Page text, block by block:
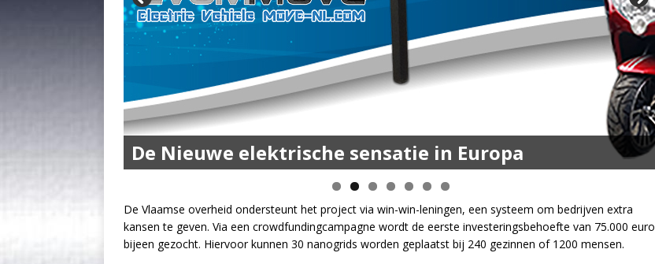
De Nieuwe elektrische sensatie in Europa
De MOVE Vigorous 1500 Highline | 45 km Topsnelheid
en 50 km Actieradius
De Vlaamse overheid ondersteunt het project via win-win-leningen, een systeem om bedrijven extra
kansen te geven. Via een crowdfundingcampagne wordt de eerste investeringsbehoefte van 75.000 euro
bijeen gezocht. Hiervoor kunnen 30 nanogrids worden geplaatst bij 240 gezinnen of 1200 mensen.